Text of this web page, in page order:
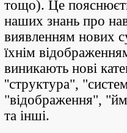
тощо). Це
наших знань про
виявленням нових
їхнім
виникають нові
''структура",
"відображення",
та інші.